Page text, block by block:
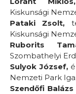
Kiskunsági
Pataki Zsolt,
Kiskunsági
Ruborits
Szombathelyi
Sulyok József,
Nemzeti Park
Szendőfi Balázs